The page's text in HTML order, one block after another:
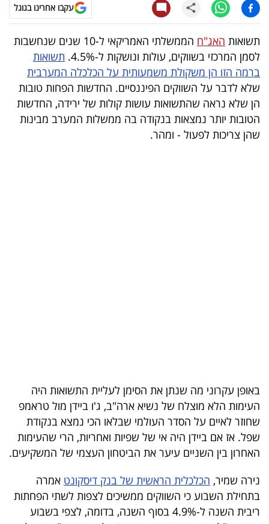
טלוויזיה
עסקי
ספורט
קריירה
ולימודים
מינויים
הכלכלי
פודקאסט
40
UNDER
40
עקבו אחרינו בגוגל
תשואות האג"ח
הממשלתי האמריקאי ל-10 שנים שנחשבות
לסמן המרכזי בשווקים, עולות ונושקות ל-4.5%.
תשואות
ברמה הזו הן משקולת משמעותית על הכלכלה המערבית
שלא לדבר על השווקים הפיננסיים. החדשות הפחות טובות
הן שלא נראה שהתשואות עושות קולות של ירידה, החדשות
הטובות יותר נמצאות בנקודה בה ממשלות המערב מבינות
שהן צריכות לפעול - ומהר.
באופן עקרוני מה שנתן את הסימן לעליית התשואות היה
העימות הלא מוצלח של נשיא ארה"ב, ג'ו ביידן מול טראמפ
שחוזר לאיים על הסדר העולמי שבלאו הכי נמצא בנקודת
שפל. אז אם ביידן היה אי של שפיות ואחריות, הרי שהעימות
האחרון בין השניים עיער את הביטחון העצמי של המשקיעים.
נירה שמיר, הכלכלית הראשית של בנק דיסקונט אמרה
בתחילת השבוע כי השווקים ממשיכים לצפות לשתי הפחתות
ריבית השנה ל-4.9% בסוף השנה, בדומה, לצפי בשבוע